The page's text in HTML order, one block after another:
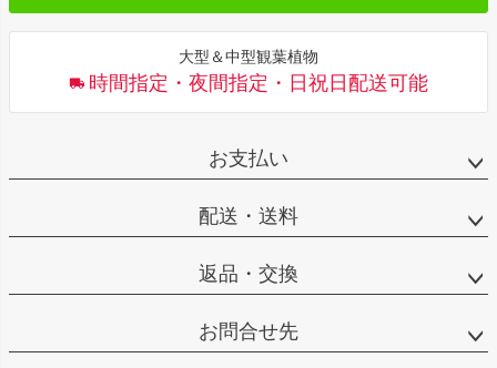
大型＆中型観葉植物
時間指定・夜間指定・日祝日配送可能
お支払い
配送・送料
返品・交換
お問合せ先